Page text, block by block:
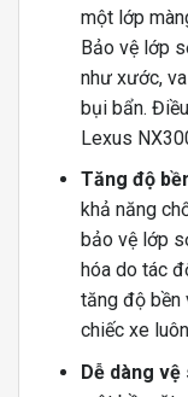
một lớp
Bảo vệ lớp
như xước,
bụi bẩn.
Lexus
Tăng độ
khả năng
bảo vệ lớp
hóa do tác
tăng độ bền
chiếc xe
Dễ dàng